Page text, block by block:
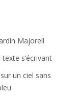
Majorell
s’écrivant
un ciel sans